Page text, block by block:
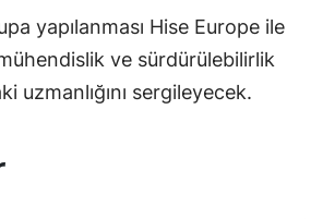
yapılanması Hise Europe ile
ve sürdürülebilirlik
uzmanlığını sergileyecek.